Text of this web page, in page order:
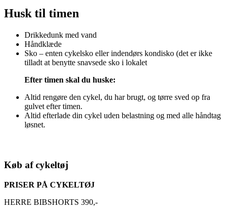
Husk til timen
Drikkedunk med vand
Håndklæde
Sko – enten cykelsko eller indendørs kondisko (det er ikke
tilladt at benytte snavsede sko i lokalet
Efter timen skal du huske:
Altid rengøre den cykel, du har brugt, og tørre sved op fra
gulvet efter timen.
Altid efterlade din cykel uden belastning og med alle håndtag
løsnet.
Køb af cykeltøj
PRISER PÅ CYKELTØJ
HERRE BIBSHORTS 390,-